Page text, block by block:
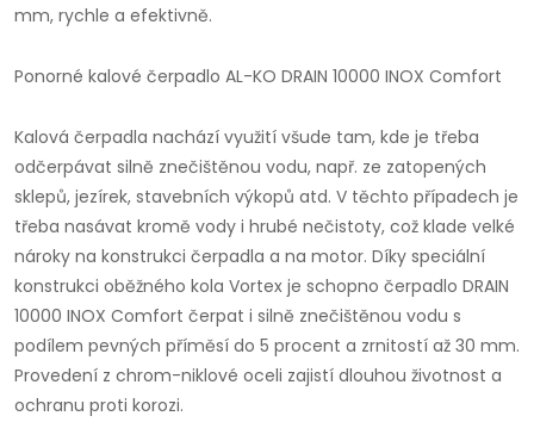
mm, rychle a efektivně.
Ponorné kalové čerpadlo AL-KO DRAIN 10000 INOX Comfort
Kalová čerpadla nachází využití všude tam, kde je třeba
odčerpávat silně znečištěnou vodu, např. ze zatopených
sklepů, jezírek, stavebních výkopů atd. V těchto případech je
třeba nasávat kromě vody i hrubé nečistoty, což klade velké
nároky na konstrukci čerpadla a na motor. Díky speciální
konstrukci oběžného kola Vortex je schopno čerpadlo DRAIN
10000 INOX Comfort čerpat i silně znečištěnou vodu s
podílem pevných příměsí do 5 procent a zrnitostí až 30 mm.
Provedení z chrom-niklové oceli zajistí dlouhou životnost a
ochranu proti korozi.